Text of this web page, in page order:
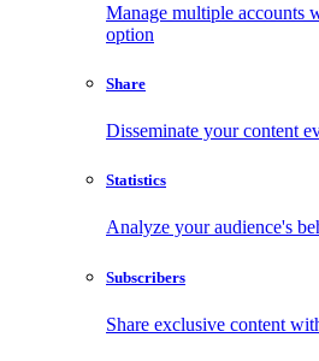
Manage multiple accounts
option
Share
Disseminate your content
Statistics
Analyze your audience's
Subscribers
Share exclusive content